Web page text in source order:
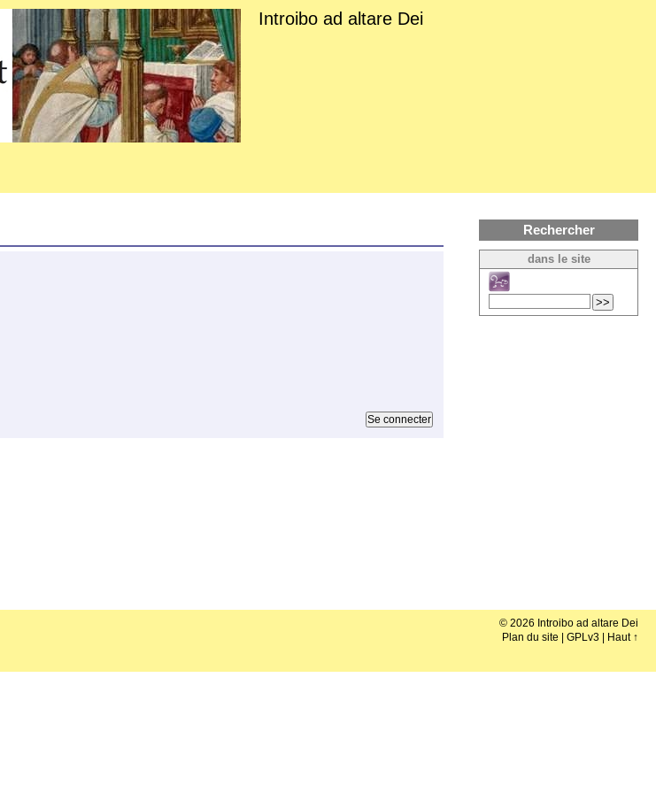
Introibo ad altare Dei
Rechercher
dans le site
© 2026 Introibo ad altare Dei
Plan du site
GPLv3 Haut ↑